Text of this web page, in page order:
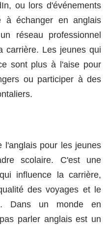
ou lors d'événements
à échanger en anglais
réseau professionnel
carrière. Les jeunes qui
sont plus à l'aise pour
ou participer à des
l'anglais pour les jeunes
scolaire. C'est une
influence la carrière,
des voyages et le
Dans un monde en
parler anglais est un